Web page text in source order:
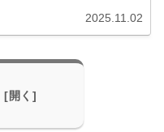
2025.11.02